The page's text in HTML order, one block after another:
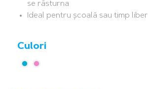
se răsturna
Ideal pentru școală sau timp liber
Culori